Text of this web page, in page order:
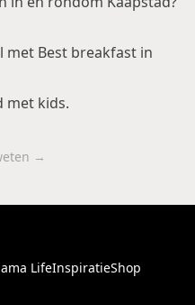
met Best breakfast in
met kids.
→
LifeInspiratieShop